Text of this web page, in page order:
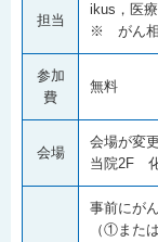
担当
ikus，医
※ がん相
参加
費
無料
会場
会場が変
当院2F 化
事前にが
（①また